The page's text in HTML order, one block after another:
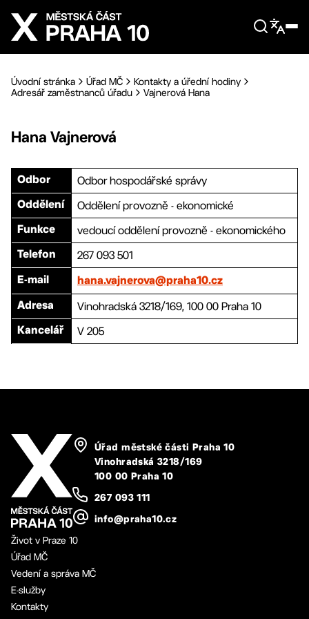
Přejít na hlavní obsah
Úvodní stránka Úřad MČ
Kontakty a úřední hodiny
Adresář zaměstnanců úřadu
Vajnerová Hana
Hana Vajnerová
Odbor Odbor hospodářské správy
Oddělení Oddělení provozně - ekonomické
Funkce vedoucí oddělení provozně - ekonomického
Telefon 267 093 501
E-mail hana.vajnerova@praha10.cz
Adresa Vinohradská 3218/169, 100 00 Praha 10
Kancelář V 205
Úřad městské části Praha 10
Vinohradská 3218/169
100 00 Praha 10
267 093 111
info@praha10.cz
Život v Praze 10
Úřad MČ
Vedení a správa MČ
E-služby
Kontakty